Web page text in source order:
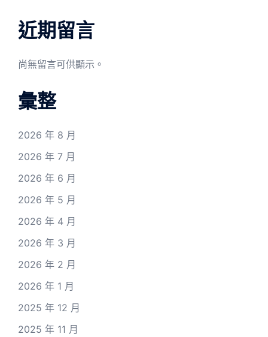
近期留言
尚無留言可供顯示。
彙整
2026 年 8 月
2026 年 7 月
2026 年 6 月
2026 年 5 月
2026 年 4 月
2026 年 3 月
2026 年 2 月
2026 年 1 月
2025 年 12 月
2025 年 11 月